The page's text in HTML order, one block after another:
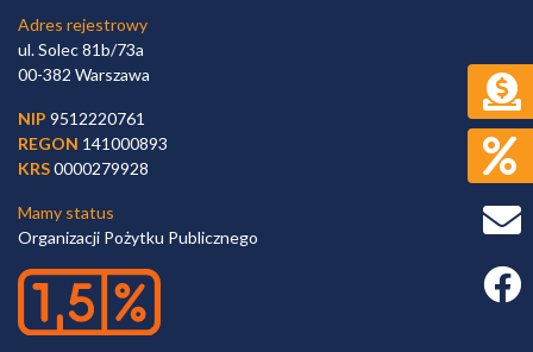
Adres rejestrowy
ul. Solec 81b/73a
00-382 Warszawa
NIP 9512220761
REGON 141000893
KRS0000279928
Mamy status
Organizacji Pożytku Publicznego